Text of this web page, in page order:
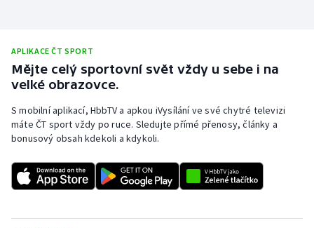
APLIKACE ČT SPORT
Mějte celý sportovní svět vždy u sebe i na
velké obrazovce.
S mobilní aplikací, HbbTV a apkou iVysílání ve své chytré televizi
máte ČT sport vždy po ruce. Sledujte přímé přenosy, články a
bonusový obsah kdekoli a kdykoli.